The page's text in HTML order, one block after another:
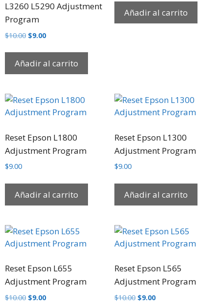
L3260 L5290 Adjustment
Program
$10.00 $9.00
Añadir al carrito
Añadir al carrito
Reset Epson L1800
Adjustment Program
$9.00
Añadir al carrito
Reset Epson L1300
Adjustment Program
$9.00
Añadir al carrito
Reset Epson L655
Adjustment Program
$10.00 $9.00
Reset Epson L565
Adjustment Program
$10.00 $9.00